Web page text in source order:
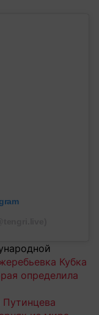
Кубка
определила